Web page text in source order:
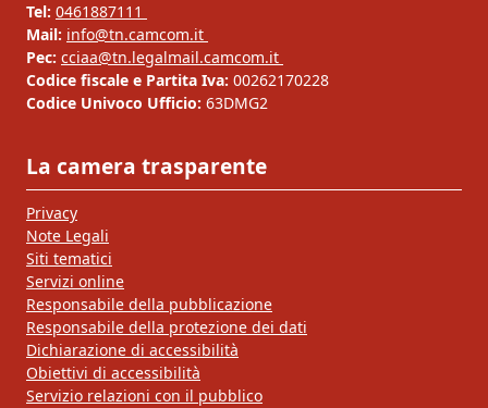
Tel: 0461887111
Mail: info@tn.camcom.it
Pec: cciaa@tn.legalmail.camcom.it
Codice fiscale e Partita Iva: 00262170228
Codice Univoco Ufficio: 63DMG2
La camera trasparente
Privacy
Note Legali
Siti tematici
Servizi online
Responsabile della pubblicazione
Responsabile della protezione dei dati
Dichiarazione di accessibilità
Obiettivi di accessibilità
Servizio relazioni con il pubblico